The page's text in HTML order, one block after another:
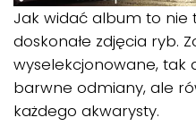
Jak widać album to nie
doskonałe zdjęcia ryb.
wyselekcjonowane, tak
barwne odmiany, ale
każdego akwarysty.